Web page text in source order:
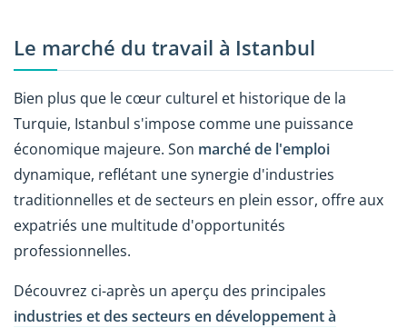
Le marché du travail à Istanbul
Bien plus que le cœur culturel et historique de la
Turquie, Istanbul s'impose comme une puissance
économique majeure. Son marché de l'emploi
dynamique, reflétant une synergie d'industries
traditionnelles et de secteurs en plein essor, offre aux
expatriés une multitude d'opportunités
professionnelles.
Découvrez ci-après un aperçu des principales
industries et des secteurs en développement à